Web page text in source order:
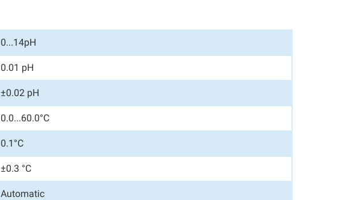
0...14pH
0.01 pH
±0.02 pH
0.0...60.0°C
0.1°C
±0.3 °C
Automatic